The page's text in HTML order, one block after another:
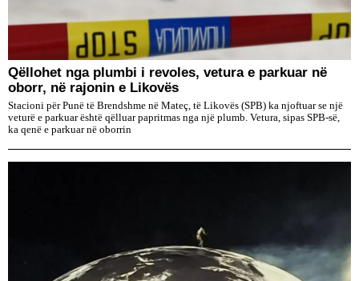
Qëllohet nga plumbi i revoles, vetura e parkuar në
oborr, në rajonin e Likovës
Stacioni për Punë të Brendshme në Mateç, të Likovës (SPB) ka njoftuar se një
veturë e parkuar është qëlluar papritmas nga një plumb. Vetura, sipas SPB-së,
ka qenë e parkuar në oborrin